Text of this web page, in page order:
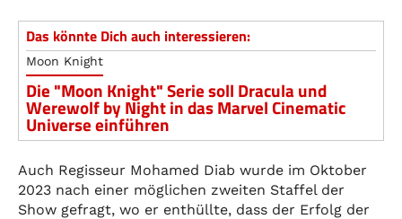
Das könnte Dich auch interessieren:
Moon Knight
Die "Moon Knight" Serie soll Dracula und
Werewolf by Night in das Marvel Cinematic
Universe einführen
Auch Regisseur Mohamed Diab wurde im Oktober
2023 nach einer möglichen zweiten Staffel der
Show gefragt, wo er enthüllte, dass der Erfolg der